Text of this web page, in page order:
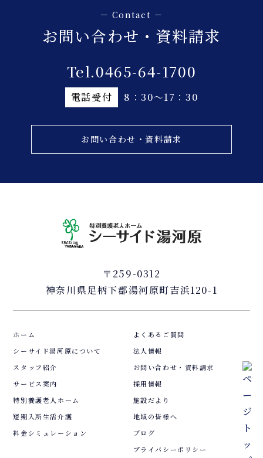
お問い合わせ・資料請求
Tel.0465-64-1700
電話受付 8：30～17：30
お問い合わせ・資料請求
〒259-0312
神奈川県足柄下郡湯河原町吉浜120-1
ホーム
シーサイド湯河原について
スタッフ紹介
サービス案内
特別養護老人ホーム
短期入所生活介護
料金シミュレーション
よくあるご質問
法人情報
お問い合わせ・資料請求
採用情報
施設だより
地域の皆様へ
ブログ
プライバシーポリシー